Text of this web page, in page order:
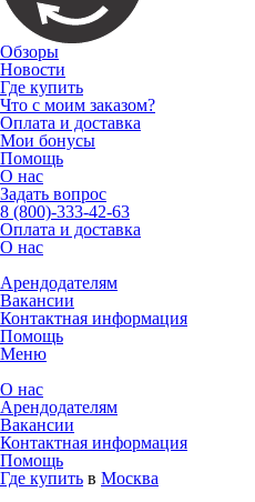
Обзоры
Новости
Где купить
Что с моим заказом?
Оплата и доставка
Мои бонусы
Помощь
О нас
Задать вопрос
8 (800)-333-42-63
Оплата и доставка
О нас
Арендодателям
Вакансии
Контактная информация
Помощь
Меню
О нас
Арендодателям
Вакансии
Контактная информация
Помощь
Где купить в Москва